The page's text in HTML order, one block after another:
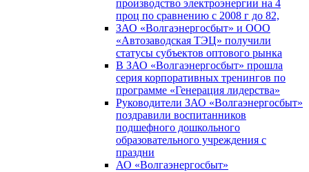
производство электроэнергии на 4
проц по сравнению с 2008 г до 82,
ЗАО «Волгаэнергосбыт» и ООО
«Автозаводская ТЭЦ» получили
статусы субъектов оптового рынка
В ЗАО «Волгаэнергосбыт» прошла
серия корпоративных тренингов по
программе «Генерация лидерства»
Руководители ЗАО «Волгаэнергосбыт»
поздравили воспитанников
подшефного дошкольного
образовательного учреждения с
праздни
АО «Волгаэнергосбыт»